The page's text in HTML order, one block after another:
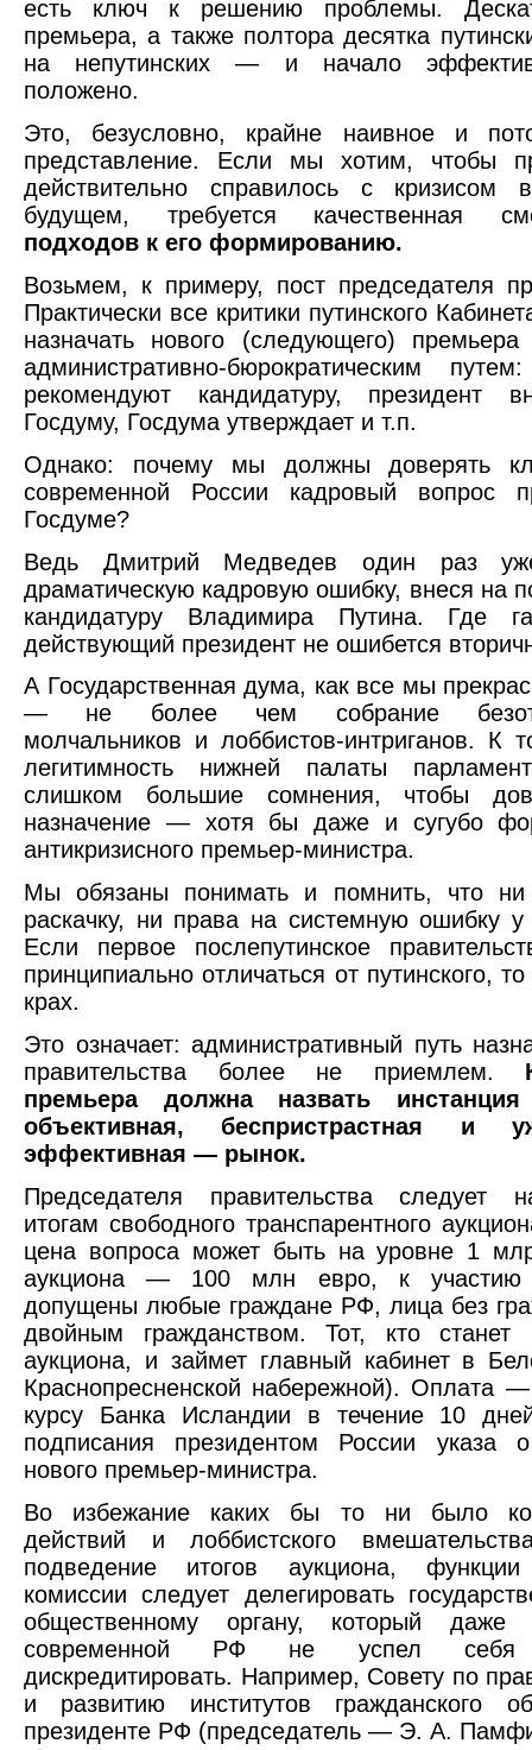
есть ключ к решению проблемы.
премьера, а также полтора десятка
на непутинских — и начало
положено.
Это, безусловно, крайне наивное и
представление. Если мы хотим, чтобы
действительно справилось с кризисом
будущем, требуется качественная
подходов к его формированию.
Возьмем, к примеру, пост председателя
Практически все критики путинского
назначать нового (следующего)
административно-бюрократическим
рекомендуют кандидатуру, президент
Госдуму, Госдума утверждает и т.п.
Однако: почему мы должны доверять
современной России кадровый вопрос
Госдуме?
Ведь Дмитрий Медведев один раз
драматическую кадровую ошибку, внеся на
кандидатуру Владимира Путина. Где
действующий президент не ошибется
А Государственная дума, как все мы
— не более чем собрание
молчальников и лоббистов-интриганов. К
легитимность нижней палаты
слишком большие сомнения, чтобы
назначение — хотя бы даже и сугубо
антикризисного премьер-министра.
Мы обязаны понимать и помнить, что
раскачку, ни права на системную ошибку
Если первое послепутинское
принципиально отличаться от путинского,
крах.
Это означает: административный путь
правительства более не приемлем.
премьера должна назвать
объективная, беспристрастная и
эффективная — рынок.
Председателя правительства следует
итогам свободного транспарентного
цена вопроса может быть на уровне 1
аукциона — 100 млн евро, к участию
допущены любые граждане РФ, лица без
двойным гражданством. Тот, кто станет
аукциона, и займет главный кабинет в
Краснопресненской набережной). Оплата
курсу Банка Исландии в течение 10
подписания президентом России указа
нового премьер-министра.
Во избежание каких бы то ни было
действий и лоббистского
подведение итогов аукциона, функции
комиссии следует делегировать
общественному органу, который даже
современной РФ не успел себя
дискредитировать. Например, Совету по
и развитию институтов гражданского
президенте РФ (председатель — Э. А.